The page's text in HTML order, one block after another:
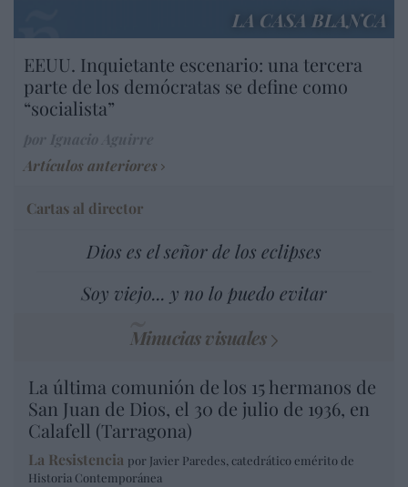
LA CASA BLANCA
EEUU. Inquietante escenario: una tercera
parte de los demócratas se define como
“socialista”
Artículos anteriores
Cartas al director
Dios es el señor de los eclipses
Soy viejo... y no lo puedo evitar
Minucias visuales
La última comunión de los 15 hermanos de
San Juan de Dios, el 30 de julio de 1936, en
Calafell (Tarragona)
La Resistencia por Javier Paredes, catedrático emérito de
Historia Contemporánea